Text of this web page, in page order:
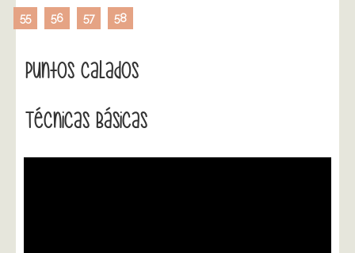
55 56 57 58
Puntos Calados
Técnicas Básicas